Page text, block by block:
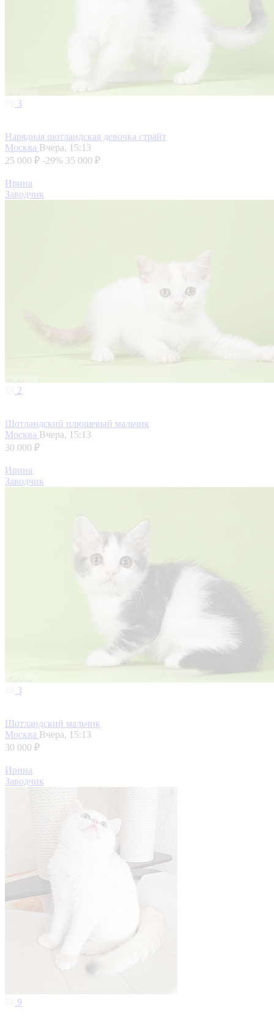
3
Нарядная шотландская девочка страйт
Москва Вчера, 15:13
25 000 ₽ -29% 35 000 ₽
Ирина
Заводчик
2
Шотландский плюшевый мальчик
Москва Вчера, 15:13
30 000 ₽
Ирина
Заводчик
3
Шотландский мальчик
Москва Вчера, 15:13
30 000 ₽
Ирина
Заводчик
9